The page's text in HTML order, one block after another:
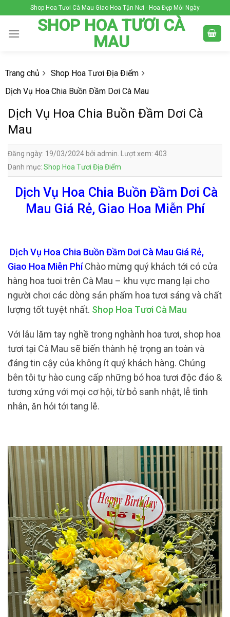
to
content
Shop Hoa Tươi Cà Mau Giao Hoa Tận Nơi - Hoa Đẹp Mỗi Ngày
SHOP HOA TƯƠI CÀ
MAU
Trang chủ
Shop Hoa Tươi Địa Điểm
Dịch Vụ Hoa Chia Buồn Đầm Dơi Cà Mau
Dịch Vụ Hoa Chia Buồn Đầm Dơi Cà
Mau
Đăng ngày: 19/03/2024 bởi admin. Lượt xem: 403
Danh mục: Shop Hoa Tươi Địa Điểm
Dịch Vụ Hoa Chia Buồn Đầm Dơi Cà
Mau Giá Rẻ, Giao Hoa Miễn Phí
Dịch Vụ Hoa Chia Buồn Đầm Dơi Cà Mau Giá Rẻ,
Giao Hoa Miễn PhíChào mừng quý khách tới có cửa
hàng hoa tuoi trên Cà Mau – khu vực mang lại cho
người chơi các dòng sản phẩm hoa tươi sáng và chất
lượng tốt tuyệt nhất. Shop Hoa Tươi Cà Mau
Với lâu lăm tay nghề trong nghành hoa tươi, shop hoa
tươi tại Cà Mau sẽ biến thành hệ trọng an toàn và
đáng tin cậy của không ít quý khách hàng. Chúng
bên tôi tự hào cung cấp những bó hoa tươi độc đáo &
tương xứng với mọi cơ hội, từ bỏ sanh nhật, lễ tình
nhân, ăn hỏi tới tang lễ.